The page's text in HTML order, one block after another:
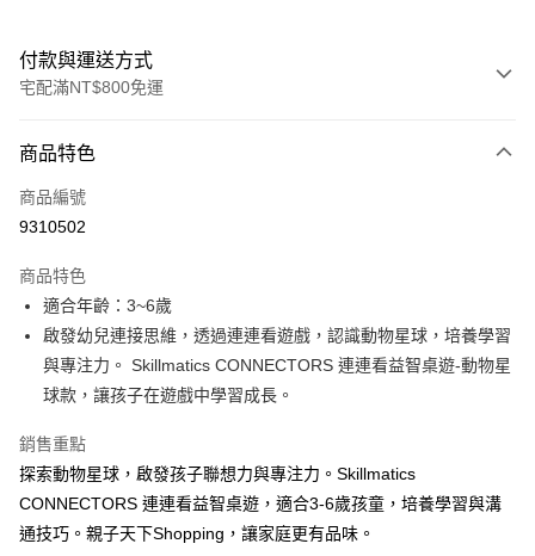
付款與運送方式
宅配滿NT$800免運
信用卡一次付款
LINE Pay
大哥付你分期
相關說明
【大哥付你分期使用說明】
1.本服務由台灣大哥大提供，台灣大哥大用戶可立即使用無須另外申請。
2.付款方式選擇「大哥付你分期」，訂單成立後會自動跳轉到大哥付的交易
成交易。
3.實際核准額度、可分期數及費用金額請依後續交易確認頁面所載為準。
4.訂單成立30分鐘內，如未前往確認交易或遇審核未通過，訂單將自動取
消。如遇「轉專審核」未通過狀況，表示未達大哥付你分期系統評分，恕無
法說明評估內容。
AFTEE先享後付
相關說明
AFTEE先享後付是「在收到商品之後才付款」的支付方式。 讓您購物簡單
便利好安心！
１．簡單：不需註冊會員、不需綁卡、不需儲值。
２．便利：只要手機號碼，簡訊認證，即可結帳。
３．安心：先確認商品／服務後，再付款。
ATM付款
運送方式
國內宅配/郵寄 (不適用離島、海外及郵局i郵箱)
商品特色
商品編號
9310502
商品特色
適合年齡：3~6歲
啟發幼兒連接思維，透過連連看遊戲，認識動物星球，培養學習
與專注力。 Skillmatics CONNECTORS 連連看益智桌遊-動物星
球款，讓孩子在遊戲中學習成長。
銷售重點
探索動物星球，啟發孩子聯想力與專注力。Skillmatics
CONNECTORS 連連看益智桌遊，適合3-6歲孩童，培養學習與溝
通技巧。親子天下Shopping，讓家庭更有品味。